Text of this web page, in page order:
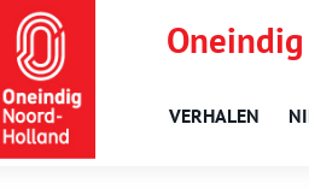
VERHALEN